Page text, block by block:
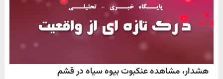
هشدار، مشاهده عنکبوت بیوه سیاه در قشم